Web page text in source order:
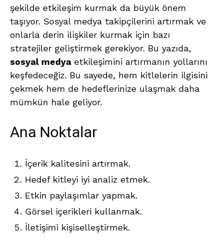
şekilde etkileşim kurmak da büyük önem
taşıyor. Sosyal medya takipçilerini artırmak ve
onlarla derin ilişkiler kurmak için bazı
stratejiler geliştirmek gerekiyor. Bu yazıda,
sosyal medya etkileşimini artırmanın yollarını
keşfedeceğiz. Bu sayede, hem kitlelerin ilgisini
çekmek hem de hedeflerinize ulaşmak daha
mümkün hale geliyor.
Ana Noktalar
İçerik kalitesini artırmak.
Hedef kitleyi iyi analiz etmek.
Etkin paylaşımlar yapmak.
Görsel içerikleri kullanmak.
İletişimi kişiselleştirmek.